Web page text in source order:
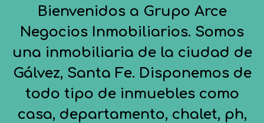
Bienvenidos a Grupo Arce
Negocios Inmobiliarios. Somos
una inmobiliaria de la ciudad de
Gálvez, Santa Fe. Disponemos de
todo tipo de inmuebles como
casa, departamento, chalet, ph,